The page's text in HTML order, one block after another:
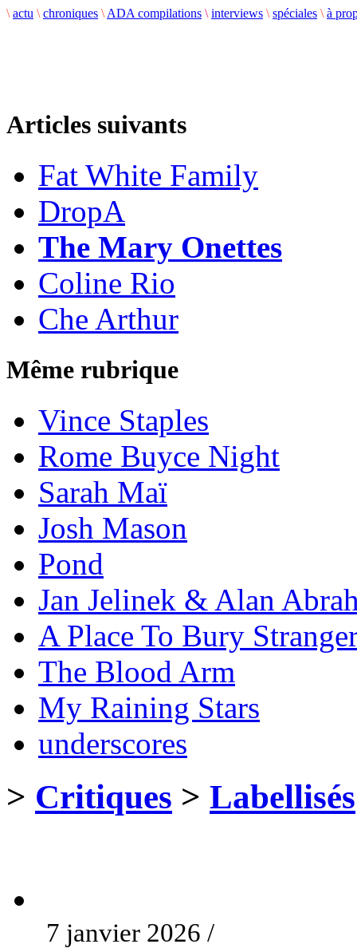
\ actu \ chroniques \ ADA compilations \ interviews \ spéciales \ à
Articles suivants
Fat White Family
DropA
The Mary Onettes
Coline Rio
Che Arthur
Même rubrique
Vince Staples
Rome Buyce Night
Sarah Maï
Josh Mason
Pond
Jan Jelinek & Alan
A Place To Bury
The Blood Arm
My Raining Stars
underscores
> Critiques > Labellisés
7 janvier 2026 /